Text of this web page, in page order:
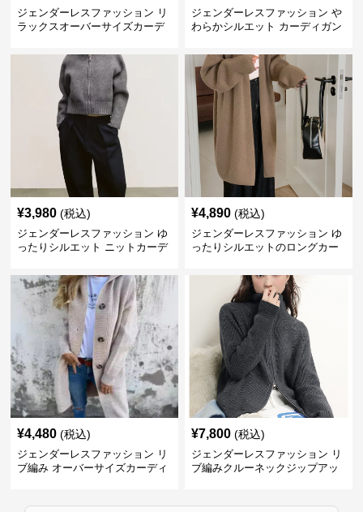
ジェンダーレスファッション リ
ラックスオーバーサイズカーデ
ジェンダーレスファッション や
わらかシルエット カーディガン
¥3,980 (税込)
ジェンダーレスファッション ゆ
ったりシルエット ニットカーデ
¥4,890 (税込)
ジェンダーレスファッション ゆ
ったりシルエットのロングカー
¥4,480 (税込)
ジェンダーレスファッション リ
ブ編み オーバーサイズカーディ
¥7,800 (税込)
ジェンダーレスファッション リ
ブ編みクルーネックジップアッ